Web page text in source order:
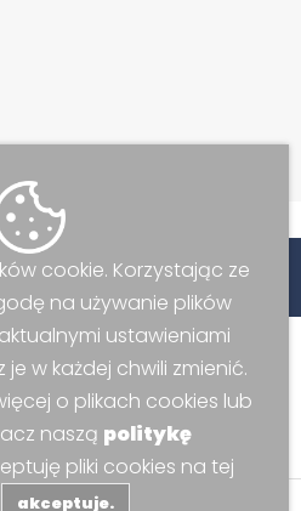
Widowiskowego w
liga Orlików
cookie. Korzystając ze
na używanie plików
ustawieniami
je w każdej chwili zmienić.
o plikach cookies lub
naszą politykę
pliki cookies na tej
akceptuje.